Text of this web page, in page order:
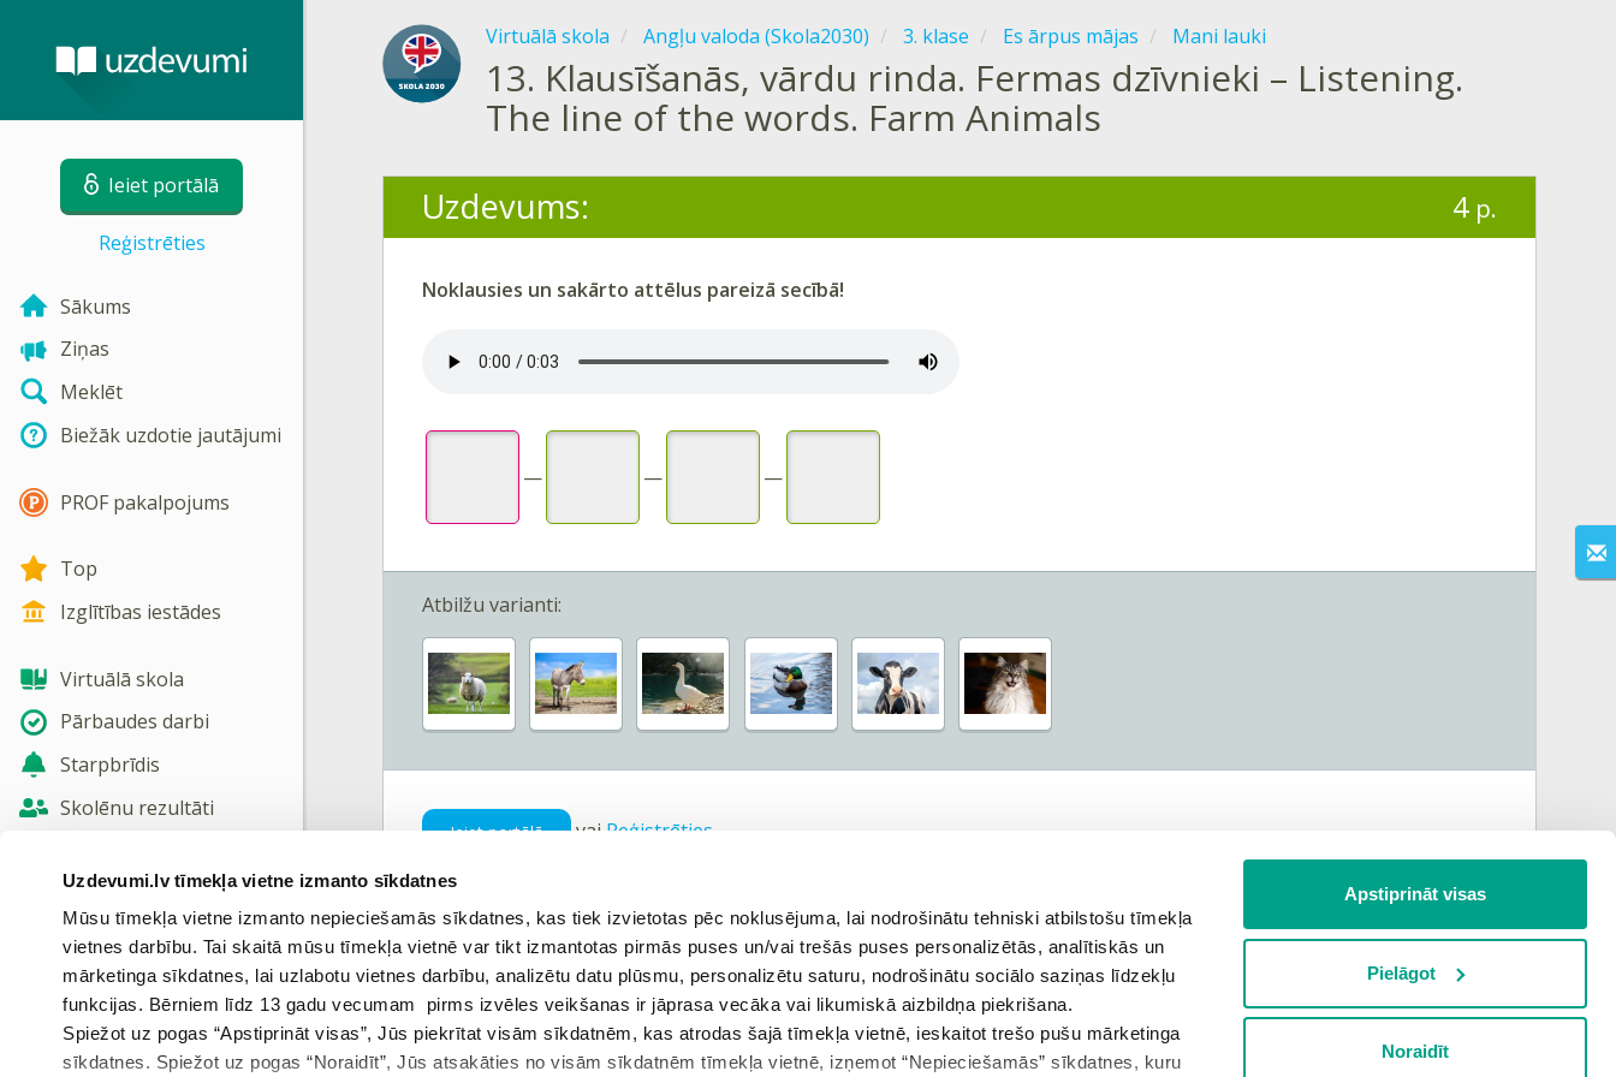
Uzdevumi.lv tīmekļa vietne izmanto sīkdatnes
Mūsu tīmekļa vietne izmanto nepieciešamās sīkdatnes, kas tiek izvietotas pēc noklusējuma, lai nodrošinātu tehniski atbilstošu tīmekļa
vietnes darbību. Tai skaitā mūsu tīmekļa vietnē var tikt izmantotas pirmās puses un/vai trešās puses personalizētās, analītiskās un
mārketinga sīkdatnes, lai uzlabotu vietnes darbību, analizētu datu plūsmu, personalizētu saturu, nodrošinātu sociālo saziņas līdzekļu
funkcijas. Bērniem līdz 13 gadu vecumam pirms izvēles veikšanas ir jāprasa vecāka vai likumiskā aizbildņa piekrišana.
Spiežot uz pogas “Apstiprināt visas”, Jūs piekrītat visām sīkdatnēm, kas atrodas šajā tīmekļa vietnē, ieskaitot trešo pušu mārketinga
sīkdatnes. Spiežot uz pogas “Noraidīt”, Jūs atsakāties no visām sīkdatnēm tīmekļa vietnē, izņemot “Nepieciešamās” sīkdatnes, kuru
Apstiprināt visas
Pielāgot
Noraidīt
Ieiet portālā
Reģistrēties
Sākums
Ziņas
Meklēt
Biežāk uzdotie jautājumi
PROF pakalpojums
Top
Izglītības iestādes
Virtuālā skola
Pārbaudes darbi
Starpbrīdis
Skolēnu rezultāti
Nosūtīt atsauksmi
Skatīt vairāk
Virtuālā skola Angļu valoda (Skola2030) 3. klase Es ārpus mājas Mani lauki
13. Klausīšanās, vārdu rinda. Fermas dzīvnieki – Listening.
The line of the words. Farm Animals
Uzdevums: 4 p.
Noklausies un sakārto attēlus pareizā secībā!
— — —
Atbilžu varianti:
Ieiet portālā vai Reģistrēties
Iepriekšējais uzdevums Atgriezties tēmā Nākamais tests